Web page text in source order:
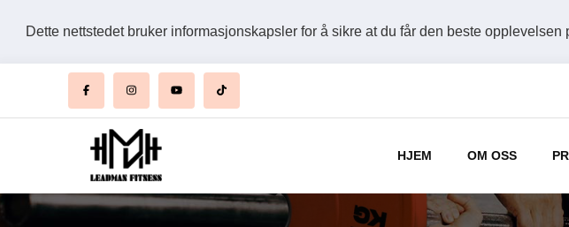
Dette nettstedet bruker informasjonskapsler for å sikre at du får den beste opplevelsen
HJEM OM OSS